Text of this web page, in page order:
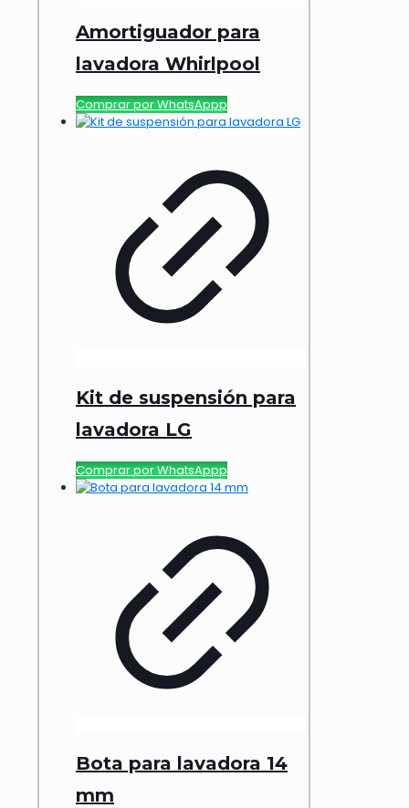
Amortiguador para
lavadora Whirlpool
Comprar por WhatsAppp
Kit de suspensión para
lavadora LG
Comprar por WhatsAppp
Bota para lavadora 14
mm